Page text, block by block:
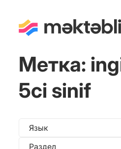
Метка:
5ci sinif